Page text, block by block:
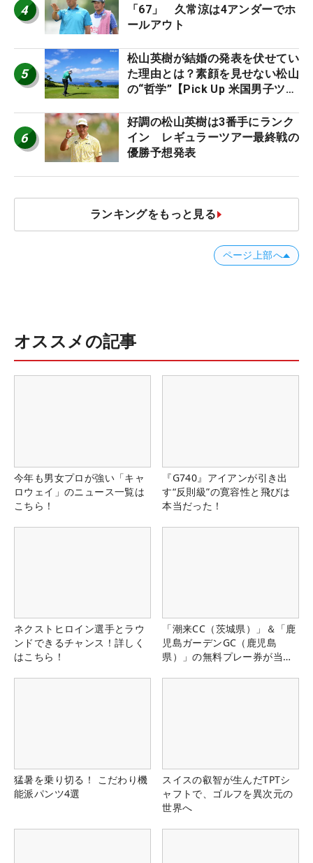
4
「67」 久常涼は4アンダーでホ
ールアウト
5
松山英樹が結婚の発表を伏せてい
た理由とは？素顔を見せない松山
の“哲学”【Pick Up 米国男子ツア
6
好調の松山英樹は3番手にランク
イン レギュラーツアー最終戦の
優勝予想発表
ランキングをもっと見る
ページ上部へ
オススメの記事
今年も男女プロが強い「キャ
ロウェイ」のニュース一覧は
こちら！
『G740』アイアンが引き出
す“反則級”の寛容性と飛びは
本当だった！
ネクストヒロイン選手とラウ
ンドできるチャンス！詳しく
はこちら！
「潮来CC（茨城県）」＆「鹿
児島ガーデンGC（鹿児島
県）」の無料プレー券が当た
猛暑を乗り切る！ こだわり機
能派パンツ4選
スイスの叡智が生んだTPTシ
ャフトで、ゴルフを異次元の
世界へ